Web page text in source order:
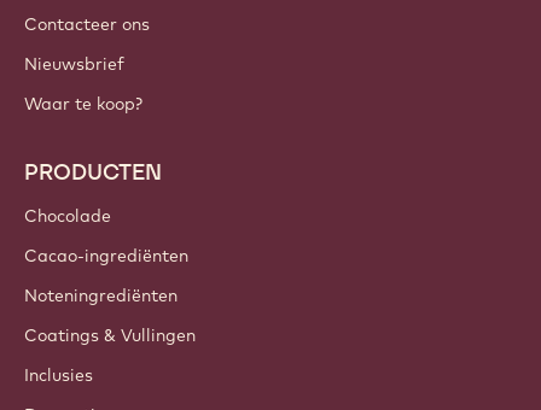
Contacteer ons
Nieuwsbrief
Waar te koop?
PRODUCTEN
Chocolade
Cacao-ingrediënten
Noteningrediënten
Coatings & Vullingen
Inclusies